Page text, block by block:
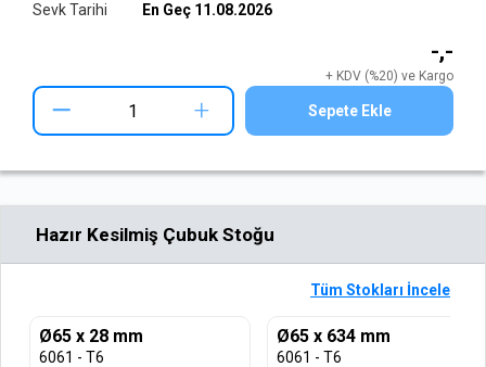
-,-
+ KDV (%20) ve Kargo
Sevk Tarihi
En Geç 11.08.2026
+ Sepete Ekle
Hazır Kesilmiş Çubuk Stoğu
Tüm Stokları İncele
Ø65 x 28 mm
6061 - T6
Ø65 x 634 mm
6061 - T6